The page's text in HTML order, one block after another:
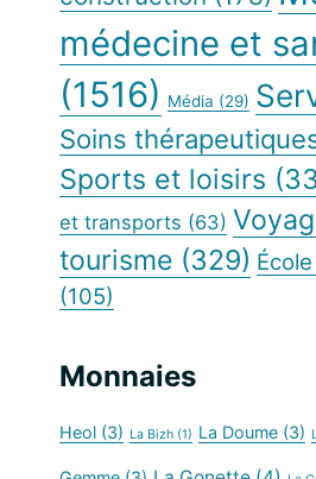
médecine et
(1516) Média (29)
Soins
Sports et loisirs
et transports (63)
tourisme (329)
(105)
Monnaies
Heol (3) La Bizh (1) La Doume (3)